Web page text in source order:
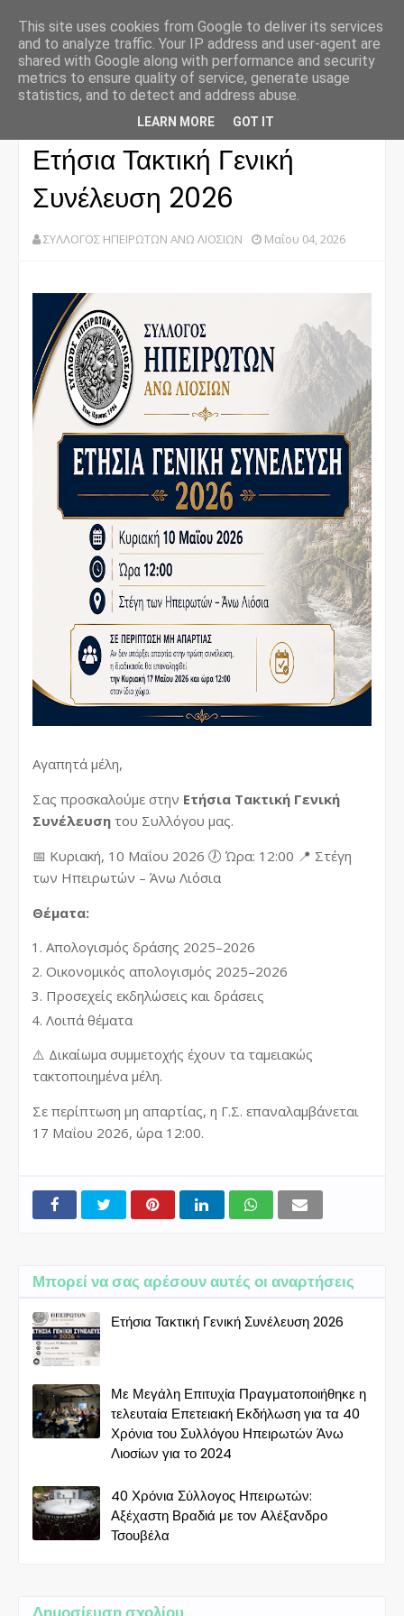
Ετήσια Τακτική Γενική
Συνέλευση 2026
ΣΥΛΛΟΓΟΣ ΗΠΕΙΡΩΤΩΝ ΑΝΩ ΛΙΟΣΙΩΝ Μαΐου 04, 2026
Αγαπητά μέλη,
Σας προσκαλούμε στην Ετήσια Τακτική Γενική
Συνέλευση του Συλλόγου μας.
📅 Κυριακή, 10 Μαΐου 2026 🕖 Ώρα: 12:00 📍 Στέγη
των Ηπειρωτών – Άνω Λιόσια
Θέματα:
Απολογισμός δράσης 2025–2026
Οικονομικός απολογισμός 2025–2026
Προσεχείς εκδηλώσεις και δράσεις
Λοιπά θέματα
⚠️ Δικαίωμα συμμετοχής έχουν τα ταμειακώς
τακτοποιημένα μέλη.
Σε περίπτωση μη απαρτίας, η Γ.Σ. επαναλαμβάνεται
17 Μαΐου 2026, ώρα 12:00.
Μπορεί να σας αρέσουν αυτές οι αναρτήσεις
Ετήσια Τακτική Γενική Συνέλευση 2026
Με Μεγάλη Επιτυχία Πραγματοποιήθηκε η
τελευταία Επετειακή Εκδήλωση για τα 40
Χρόνια του Συλλόγου Ηπειρωτών Άνω
Λιοσίων για το 2024
40 Χρόνια Σύλλογος Ηπειρωτών:
Αξέχαστη Βραδιά με τον Αλέξανδρο
Τσουβέλα
This site uses cookies from Google to deliver its services
and to analyze traffic. Your IP address and user-agent are
shared with Google along with performance and security
metrics to ensure quality of service, generate usage
statistics, and to detect and address abuse.
LEARN MORE GOT IT